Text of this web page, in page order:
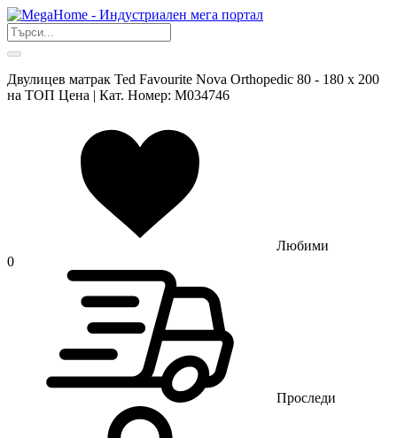
Двулицев матрак Ted Favourite Nova Orthopedic 80 - 180 х 200
на ТОП Цена | Кат. Номер: M034746
Любими
0
Проследи